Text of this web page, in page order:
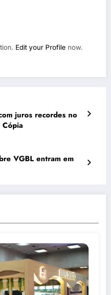
Edit your Profile now.
juros recordes no
VGBL entram em